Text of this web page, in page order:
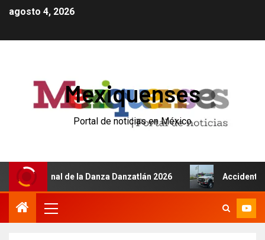
agosto 4, 2026
Mexiquenses
Portal de noticias en México
de la Danza Danzatlán 2026 Accidente de